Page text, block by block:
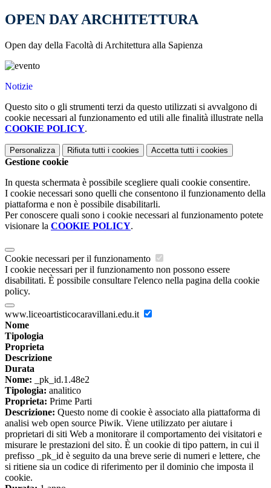
OPEN DAY ARCHITETTURA
Open day della Facoltà di Architettura alla Sapienza
Notizie
Questo sito o gli strumenti terzi da questo utilizzati si avvalgono di
cookie necessari al funzionamento ed utili alle finalità illustrate nella
COOKIE POLICY.
Personalizza Rifiuta tutti i cookies Accetta tutti i cookies
Gestione cookie
In questa schermata è possibile scegliere quali cookie consentire.
I cookie necessari sono quelli che consentono il funzionamento della
piattaforma e non è possibile disabilitarli.
Per conoscere quali sono i cookie necessari al funzionamento potete
visionare la COOKIE POLICY.
Cookie necessari per il funzionamento
I cookie necessari per il funzionamento non possono essere
disabilitati. È possibile consultare l'elenco nella pagina della cookie
policy.
www.liceoartisticocaravillani.edu.it
Nome
Tipologia
Proprieta
Descrizione
Durata
Nome: _pk_id.1.48e2
Tipologia: analitico
Proprieta: Prime Parti
Descrizione: Questo nome di cookie è associato alla piattaforma di
analisi web open source Piwik. Viene utilizzato per aiutare i
proprietari di siti Web a monitorare il comportamento dei visitatori e
misurare le prestazioni del sito. È un cookie di tipo pattern, in cui il
prefisso _pk_id è seguito da una breve serie di numeri e lettere, che
si ritiene sia un codice di riferimento per il dominio che imposta il
cookie.